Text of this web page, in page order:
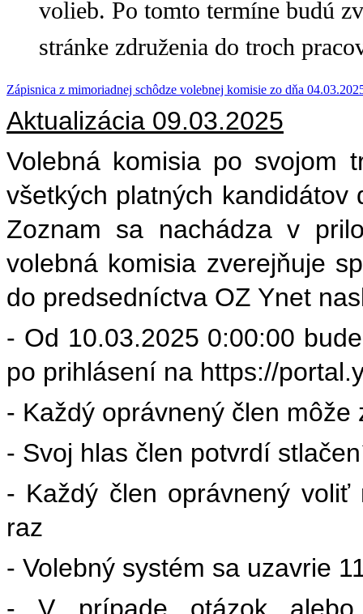
volieb. Po tomto termíne budú
stránke združenia do troch
Zápisnica z mimoriadnej schôdze volebnej komisie zo dňa
Aktualizácia 09.03.2025
Volebná komisia po svojom
všetkých platných
Zoznam sa nachádza v
volebná komisia zverejňuje
do predsedníctva OZ Ynet
- Od 10.03.2025 0:00:00
po prihlásení na https://
- Každý oprávnený člen
- Svoj hlas člen potvrdí
- Každý člen oprávnený
raz
- Volebný systém sa uzavrie